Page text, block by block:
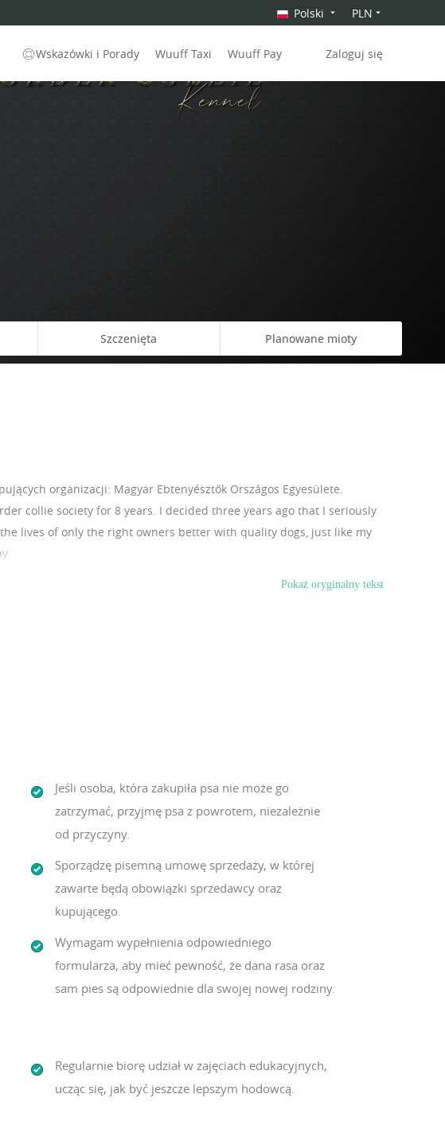
Polski PLN
Wskazówki i Porady Wuuff Taxi Wuuff Pay Zaloguj się
Szczenięta Planowane mioty
organizacji: Magyar Ebtenyésztők Országos Egyesülete.
collie society for 8 years. I decided three years ago that I seriously
lives of only the right owners better with quality dogs, just like my
Pokaż oryginalny tekst
Jeśli osoba, która zakupiła psa nie może go
zatrzymać, przyjmę psa z powrotem, niezależnie
od przyczyny.
Sporządzę pisemną umowę sprzedaży, w której
zawarte będą obowiązki sprzedawcy oraz
kupującego.
Wymagam wypełnienia odpowiedniego
formularza, aby mieć pewność, że dana rasa oraz
sam pies są odpowiednie dla swojej nowej rodziny.
Regularnie biorę udział w zajęciach edukacyjnych,
ucząc się, jak być jeszcze lepszym hodowcą.